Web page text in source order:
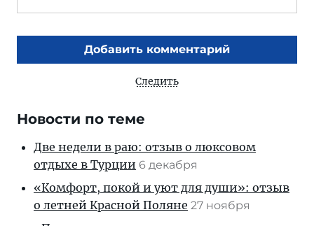
Добавить комментарий
Следить
Новости по теме
Две недели в раю: отзыв о люксовом
отдыхе в Турции 6 декабря
«Комфорт, покой и уют для души»: отзыв
о летней Красной Поляне 27 ноября